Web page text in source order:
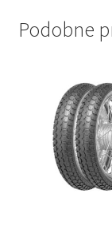
Podobne